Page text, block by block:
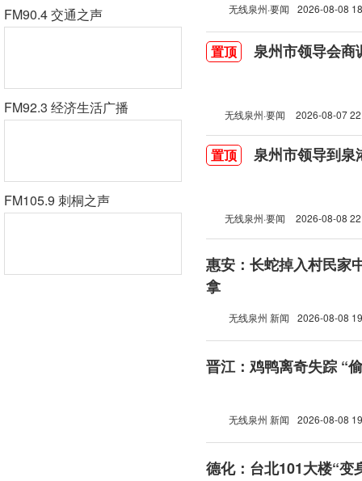
FM90.4 交通之声
FM92.3 经济生活广播
FM105.9 刺桐之声
无线泉州·要闻 2026-08-08
置顶 泉州市领导会商
无线泉州·要闻 2026-08-07
置顶 泉州市领导到泉
无线泉州·要闻 2026-08-08
惠安：长蛇掉入村民家
拿
无线泉州 新闻 2026-08-08
晋江：鸡鸭离奇失踪 “
无线泉州 新闻 2026-08-08
德化：台北101大楼“变